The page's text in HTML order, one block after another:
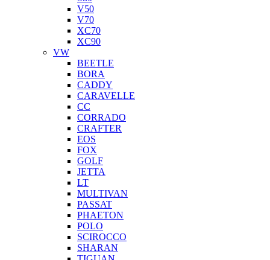
V50
V70
XC70
XC90
VW
BEETLE
BORA
CADDY
CARAVELLE
CC
CORRADO
CRAFTER
EOS
FOX
GOLF
JETTA
LT
MULTIVAN
PASSAT
PHAETON
POLO
SCIROCCO
SHARAN